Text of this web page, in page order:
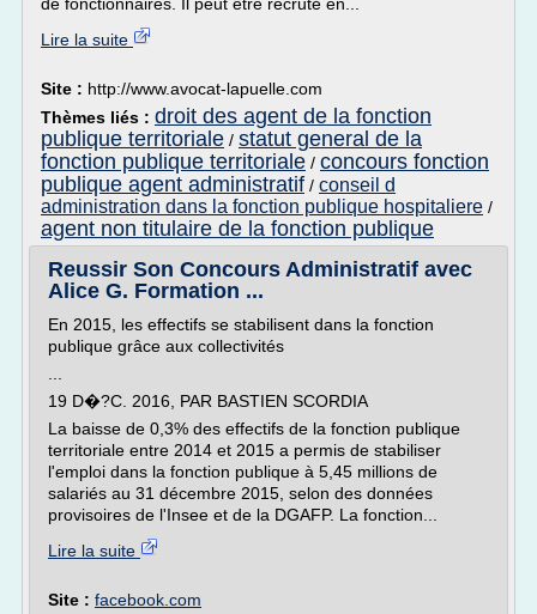
Lire la suite
Site : http://www.avocat-lapuelle.com
Thèmes liés : droit des agent de la fonction
publique territoriale / statut general de la
fonction publique territoriale / concours fonction
publique agent administratif / conseil d
administration dans la fonction publique hospitaliere /
agent non titulaire de la fonction publique
Reussir Son Concours Administratif avec
Alice G. Formation ...
En 2015, les effectifs se stabilisent dans la fonction
publique grâce aux collectivités
19 D�?C. 2016, PAR BASTIEN SCORDIA
La baisse de 0,3% des effectifs de la fonction publique
territoriale entre 2014 et 2015 a permis de stabiliser
l'emploi dans la fonction publique à 5,45 millions de
salariés au 31 décembre 2015, selon des données
provisoires de l'Insee et de la DGAFP. La fonction...
Lire la suite
Site : facebook.com